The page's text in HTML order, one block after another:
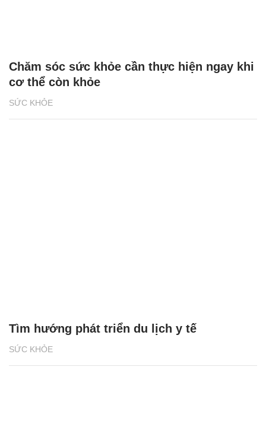
SỨC KHỎE
Chăm sóc sức khỏe cần thực hiện ngay khi
cơ thể còn khỏe
SỨC KHỎE
Tìm hướng phát triển du lịch y tế